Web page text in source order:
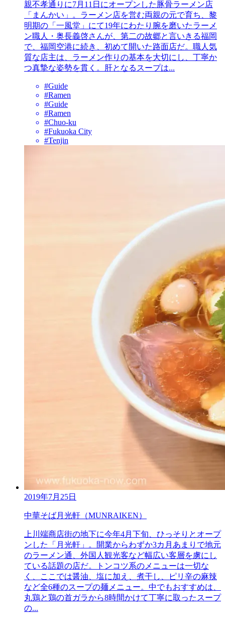
親不孝通りに7月11日にオープンした豚骨ラーメン店
「まんかい」。ラーメン店を営む両親の元で育ち、黎
明期の「一風堂」にて19年にわたり腕を磨いたラーメ
ン職人・奥長義啓さんが、第二の故郷と言いきる福岡
で、福岡空港に続き、初めて開いた路面店だ。職人気
質な店主は、ラーメン作りの基本を大切にし、丁寧か
つ真摯な姿勢を貫く。肝となるスープは...
#Guide
#Ramen
#Guide
#Ramen
#Chuo-ku
#Fukuoka City
#Tenjin
2019年7月25日
中華そば月光軒（MUNRAIKEN）
上川端商店街の地下に今年4月下旬、ひっそりとオープ
ンした「月光軒」。開業からわずか3カ月あまりで地元
のラーメン通、外国人観光客など幅広い客層を虜にし
ている話題の店だ。トンコツ系のメニューは一切な
く、ここでは醤油、塩に加え、煮干し、ピリ辛の麻辣
など全6種のスープの麺メニュー。中でもおすすめは、
丸鶏と鶏の首ガラから8時間かけて丁寧に取ったスープ
の...